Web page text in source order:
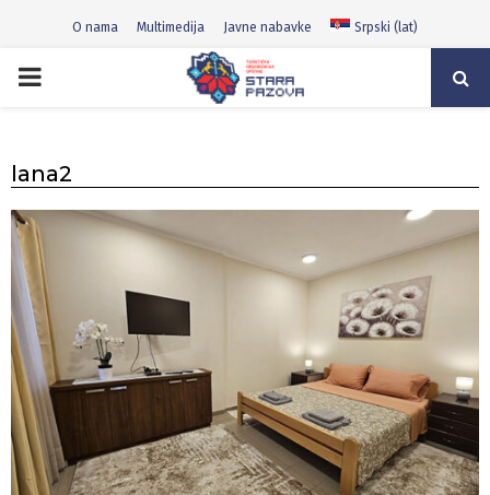
O nama Multimedija Javne nabavke Srpski (lat)
PRIMARY
lana2